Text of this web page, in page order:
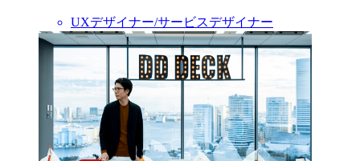
UXデザイナー/サービスデザイナー